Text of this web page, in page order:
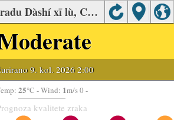
Kvaliteta zraka u gradu Dàshí xī lù, Chengdu
9. kol. 2026 2:00
25°C - Wind: 1m/s 0 -
kvalitete zraka